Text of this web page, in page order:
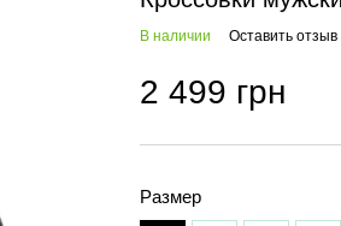
В наличии Оставить отзыв
2 499 грн
Размер